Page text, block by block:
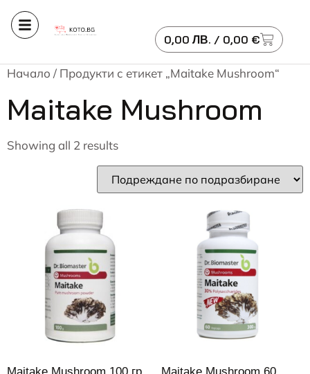
0,00 ЛВ. / 0,00 €
Начало / Продукти с етикет „Maitake Mushroom“
Maitake Mushroom
Showing all 2 results